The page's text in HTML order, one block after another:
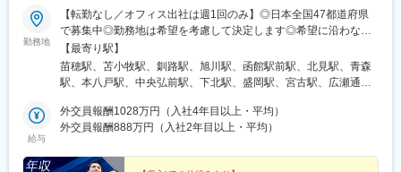
駅前駅、後免中町駅、東新木駅、甘木駅(甘木鉄道線)、長崎駅前
駅、島原船津駅、原爆資料館駅、佐世保中央駅、人吉駅、奥武山
公園駅、ひばりが丘駅(北海道)、千歳町駅(北海道)、函館アリーナ
前駅、あおば通駅、峰駅、上野駅、堀切駅、荒川二丁目駅、立川
南駅、柴崎駅、高島町駅、電鉄富山駅・エスタ前駅、南富山駅前
駅、海老江駅、ＪＲ俊徳道駅、花隈駅、尾道駅、高知橋駅、後免
駅、鹿児駅、桜町駅(長崎県)、浦上駅前駅、佐世保駅
吉良駅、せきてらす前駅、高山駅、多治見駅、那加駅、可児駅、
磐田駅、浜北駅、天竜川駅、高塚駅、半田駅、左京山駅、大府
駅、瑞穂運動場西駅、岡崎駅、西尾駅、刈谷市駅、国府宮駅、安
城駅、新瀬戸駅、宇治山田駅、松阪駅、石場駅、水口城南駅、近
江八幡駅、彦根駅、長浜駅、野洲駅、東舞鶴駅、茶山・京都芸術
大学駅、峰山駅、北大路駅、京都駅、ＪＲ小倉駅、野田駅(阪神
線)、吹田駅(阪急線)、岸和田駅、河内永和駅、西元町駅、加太駅
(和歌山県)、田尾寺駅、鳴門駅、篠山口駅、豊岡駅(兵庫県)、西宮
駅、三田駅(兵庫県)、和田山駅、畦野駅、京口駅、北条町駅、志染
条駅(奈良県)、近鉄下田駅、学園前駅(奈良県)、紀伊田辺駅、紀伊
勤務地
【転勤なし／オフィス出社は週1回のみ】◎日本全国47都道府県
で募集中◎勤務地は希望を考慮して決定します◎希望に沿わない
転勤はありません＜本社＞■東京都台東区浅草橋1-1-8 FP浅草橋ビ
ル・JR中央・総武線『浅草橋駅』西口出口より徒歩約2分・都営
地下鉄浅草線『浅草橋駅』A2出口より徒歩約3分・JR総武線快速
禁煙）▼勤務地の詳細は以下をご確認ください
【最寄り駅】
苗穂駅、苫小牧駅、釧路駅、旭川駅、函館駅前駅、北見駅、青森
駅、本八戸駅、中央弘前駅、下北駅、盛岡駅、宮古駅、広瀬通
駅、南長井駅、さくらんぼ東根駅、郡山駅(福島県)、いわき駅、福
島駅(福島県)、小見川駅、つくば駅、偕楽園駅、東宿郷駅、小山
(埼玉県)、川越駅、御花畑駅、南浦和駅、東松山駅、深谷駅、葭川
給与
外交員報酬1028万円（入社4年目以上・平均）
外交員報酬888万円（入社2年目以上・平均）